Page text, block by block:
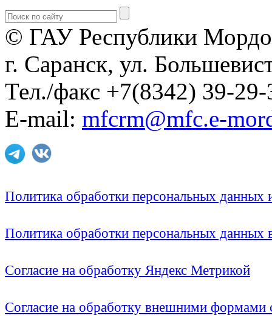
© ГАУ Республики
г. Саранск, ул.
Тел./факс +7(8342) 39-29-
E-mail: mfcrm@mfc.e-
Политика обработки персональных
Политика обработки персональных
Согласие на обработку Яндекс Метрикой
Согласие на обработку внешними формами